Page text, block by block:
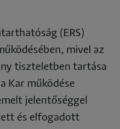
(ERS)
mivel az
tiszteletben tartása
Kar működése
jelentőséggel
és elfogadott